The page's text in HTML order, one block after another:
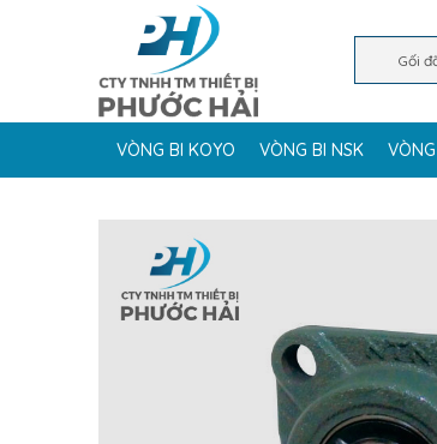
VÒNG BI KOYO VÒNG BI NSK